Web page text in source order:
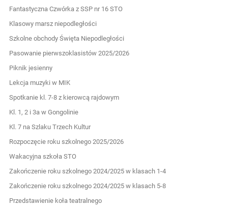
Fantastyczna Czwórka z SSP nr 16 STO
Klasowy marsz niepodległości
Szkolne obchody Święta Niepodległości
Pasowanie pierwszoklasistów 2025/2026
Piknik jesienny
Lekcja muzyki w MIK
Spotkanie kl. 7-8 z kierowcą rajdowym
Kl. 1, 2 i 3a w Gongolinie
Kl. 7 na Szlaku Trzech Kultur
Rozpoczęcie roku szkolnego 2025/2026
Wakacyjna szkoła STO
Zakończenie roku szkolnego 2024/2025 w klasach 1-4
Zakończenie roku szkolnego 2024/2025 w klasach 5-8
Przedstawienie koła teatralnego